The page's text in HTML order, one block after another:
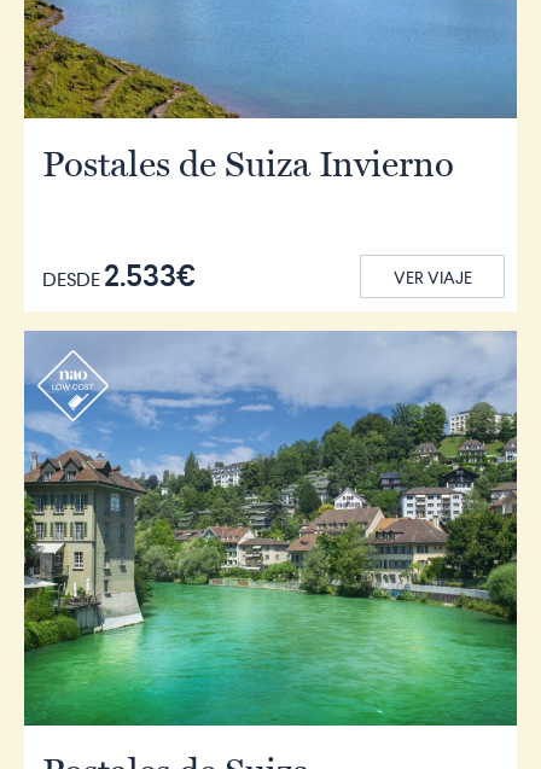
Postales de Suiza Invierno
DESDE2.533€ VER VIAJE
r